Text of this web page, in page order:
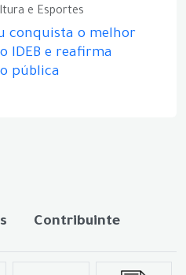
e Esportes
conquista o melhor
IDEB e reafirma
pública
Contribuinte